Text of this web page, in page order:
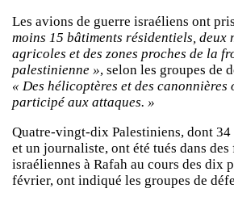
Les avions de guerre israéliens ont
moins 15 bâtiments résidentiels, deux
agricoles et des zones proches de la
palestinienne », selon les groupes de
« Des hélicoptères et des canonnières
participé aux attaques. »
Quatre-vingt-dix Palestiniens, dont 34
et un journaliste, ont été tués dans des
israéliennes à Rafah au cours des dix
février, ont indiqué les groupes de